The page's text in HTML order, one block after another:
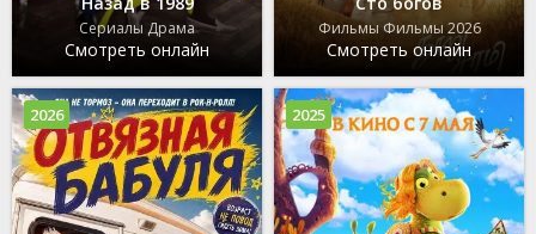
Сериалы Драма
Смотреть онлайн
Фильмы Фильмы 2026
Смотреть онлайн
2026 2025